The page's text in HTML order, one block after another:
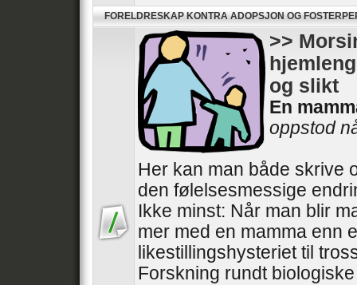
FORELDRESKAP KONTRA ADOPSJON OG
>>
og slikt
En
oppstod
Her kan man både skrive
den følelsesmessige
Ikke minst: Når man blir
mer med en mamma enn
likestillingshysteriet til
Forskning rundt